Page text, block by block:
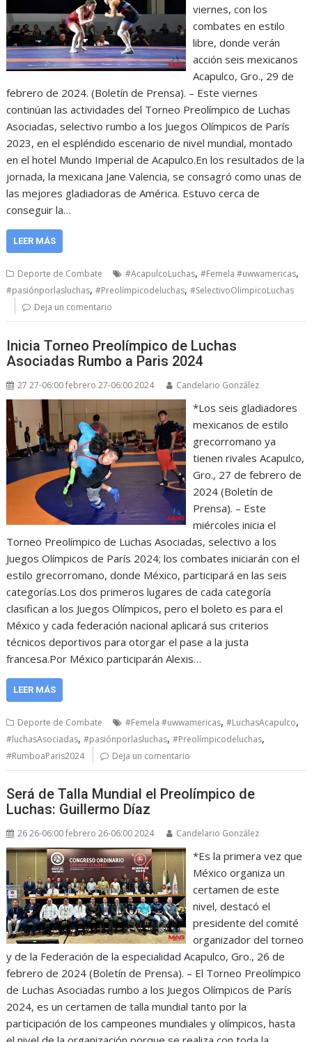
viernes, con los
combates en estilo
libre, donde verán
acción seis mexicanos
Acapulco, Gro., 29 de
febrero de 2024. (Boletín de Prensa). – Este viernes
continúan las actividades del Torneo Preolímpico de Luchas
Asociadas, selectivo rumbo a los Juegos Olímpicos de París
2023, en el espléndido escenario de nivel mundial, montado
en el hotel Mundo Imperial de Acapulco.En los resultados de la
jornada, la mexicana Jane Valencia, se consagró como unas de
las mejores gladiadoras de América. Estuvo cerca de
conseguir la…
LEER MÁS
Deporte de Combate #AcapulcoLuchas,#Femela #uwwamericas,
#pasiónporlasluchas,#Preolímpicodeluchas,#SelectivoOlimpicoLuchas
Deja un comentario
Inicia Torneo Preolímpico de Luchas
Asociadas Rumbo a Paris 2024
27 27-06:00 febrero 27-06:00 2024 Candelario González
*Los seis gladiadores
mexicanos de estilo
grecorromano ya
tienen rivales Acapulco,
Gro., 27 de febrero de
2024 (Boletín de
Prensa). – Este
miércoles inicia el
Torneo Preolímpico de Luchas Asociadas, selectivo a los
Juegos Olímpicos de París 2024; los combates iniciarán con el
estilo grecorromano, donde México, participará en las seis
categorías.Los dos primeros lugares de cada categoría
clasifican a los Juegos Olímpicos, pero el boleto es para el
México y cada federación nacional aplicará sus criterios
técnicos deportivos para otorgar el pase a la justa
francesa.Por México participarán Alexis…
LEER MÁS
Deporte de Combate #Femela #uwwamericas,#LuchasAcapulco,
#luchasAsociadas,#pasiónporlasluchas,#Preolímpicodeluchas,
#RumboaParis2024 Deja un comentario
Será de Talla Mundial el Preolímpico de
Luchas: Guillermo Díaz
26 26-06:00 febrero 26-06:00 2024 Candelario González
*Es la primera vez que
México organiza un
certamen de este
nivel, destacó el
presidente del comité
organizador del torneo
y de la Federación de la especialidad Acapulco, Gro., 26 de
febrero de 2024 (Boletín de Prensa). – El Torneo Preolímpico
de Luchas Asociadas rumbo a los Juegos Olímpicos de París
2024, es un certamen de talla mundial tanto por la
participación de los campeones mundiales y olímpicos, hasta